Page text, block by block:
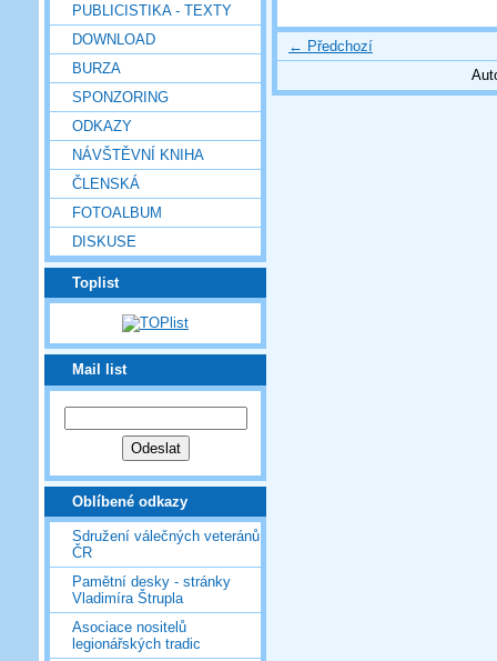
PUBLICISTIKA - TEXTY
DOWNLOAD
BURZA
SPONZORING
ODKAZY
NÁVŠTĚVNÍ KNIHA
ČLENSKÁ
FOTOALBUM
DISKUSE
Toplist
Mail list
Oblíbené odkazy
Sdružení válečných veteránů
ČR
Pamětní desky - stránky
Vladimíra Štrupla
Asociace nositelů
legionářských tradic
← Předchozí